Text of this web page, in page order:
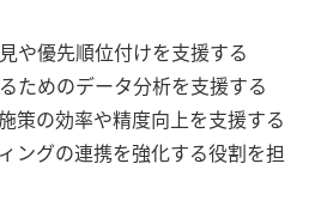
や優先順位付けを支援する
ためのデータ分析を支援する
策の効率や精度向上を支援する
ングの連携を強化する役割を担